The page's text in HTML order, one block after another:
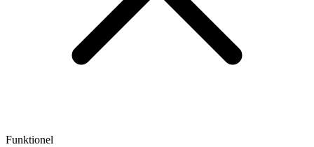
Funktionel